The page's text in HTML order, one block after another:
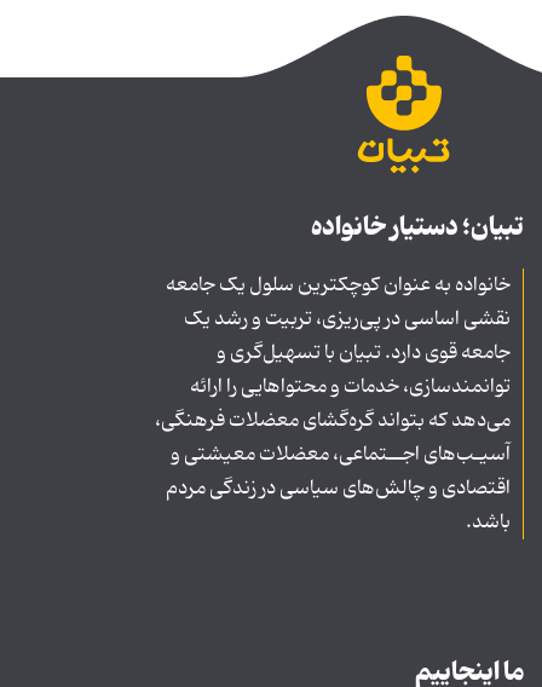
تبیان؛ دستیار خانواده
خانواده به عنوان کوچکترین سلول یک جامعه
نقشی اساسی در پی‌ریزی، تربیت و رشد یک
جامعه قوی دارد. تبیان با تسهیل‌گری و
توانمندسازی، خدمات و محتواهایی را ارائه
می‌دهد که بتواند گره‌گشای معضلات فرهنگی،
آسیـب‌های اجــتماعی، معضلات معیشتی و
اقتصادی و چالش‌های سیاسی در زندگی مردم
باشد.
ما اینجاییم